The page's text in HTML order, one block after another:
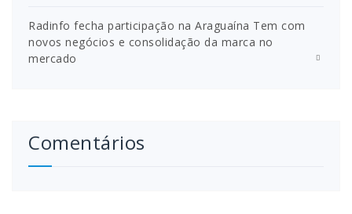
Radinfo fecha participação na Araguaína Tem com
novos negócios e consolidação da marca no
mercado
Comentários